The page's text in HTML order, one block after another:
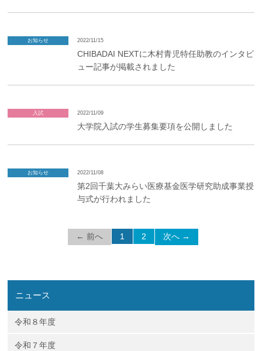
お知らせ 2022/11/15
CHIBADAI NEXTに木村青児特任助教のインタビ
ュー記事が掲載されました
入試 2022/11/09
大学院入試の学生募集要項を公開しました
お知らせ 2022/11/08
第2回千葉⼤みらい医療基⾦医学研究助成事業授
与式が⾏われました
← 前へ 1 2 次へ →
ニュース
令和８年度
令和７年度